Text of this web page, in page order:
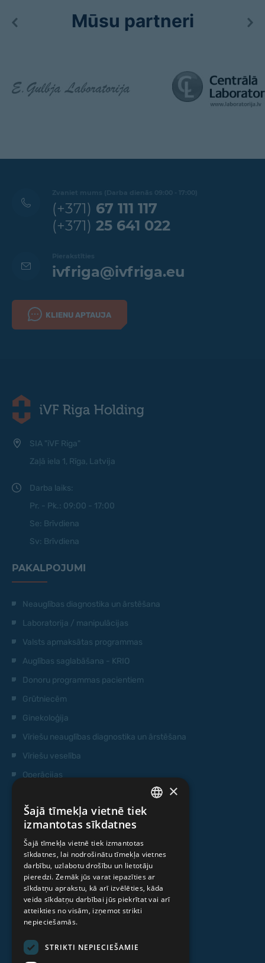
Mūsu partneri
(+371) 67 111 117
(+371) 25 641 022
ivfriga@ivfriga.eu
KLIENU APTAUJA
SIA "iVF Riga"
Zaļā iela 1, Rīga, Latvija
Darba laiks:
Pr. - Pk.: 09:00 - 17:00
Se: Brīvdiena
Sv: Brīvdiena
PAKALPOJUMI
Neauglības diagnostika un ārstēšana
Laboratorija / manipulācijas
Valsts apmaksātas programmas
Auglības saglabāšana - KRIO
Donoru programmas pacientiem
Grūtniecēm
Ginekoloģija
Vīriešu neauglības diagnostika un ārstēšana
Vīriešu veselība
Operācijas
Anti-age speciālista konsultācija
Ambulatorais centrs
Cilmes šūnu centrs
PAR MUMS
Kas mēs esam
Cenas
LATVIAN
RUSSIAN
LITHUANIAN
NORWEGIAN
×
Šajā tīmekļa vietnē tiek
izmantotas sīkdatnes
Šajā tīmekļa vietnē tiek izmantotas
sīkdatnes, lai nodrošinātu tīmekļa vietnes
darbību, uzlabotu drošību un lietotāju
pieredzi. Zemāk jūs varat iepazīties ar
sīkdatņu aprakstu, kā arī izvēlēties, kāda
veida sīkdatņu darbībai jūs piekrītat vai arī
atteikties no visām, izņemot strikti
nepieciešamās.
STRIKTI NEPIECIEŠAMIE